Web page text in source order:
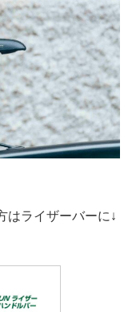
はライザーバーに↓